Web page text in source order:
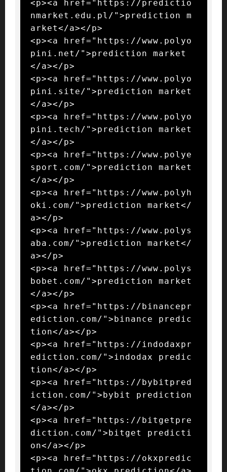
<p><a href="https://predictio
nmarket.edu.pl/">prediction m
arket</a></p>
<p><a href="https://www.polyo
pini.net/">prediction market
</a></p>
<p><a href="https://www.polyo
pini.site/">prediction market
</a></p>
<p><a href="https://www.polyo
pini.tech/">prediction market
</a></p>
<p><a href="https://www.polye
sport.com/">prediction market
</a></p>
<p><a href="https://www.polyh
oki.com/">prediction market</
a></p>
<p><a href="https://www.polys
aba.com/">prediction market</
a></p>
<p><a href="https://www.polys
bobet.com/">prediction market
</a></p>
<p><a href="https://binancepr
ediction.com/">binance predic
tion</a></p>
<p><a href="https://indodaxpr
ediction.com/">indodax predic
tion</a></p>
<p><a href="https://bybitpred
iction.com/">bybit prediction
</a></p>
<p><a href="https://bitgetpre
diction.com/">bitget predicti
on</a></p>
<p><a href="https://okxpredic